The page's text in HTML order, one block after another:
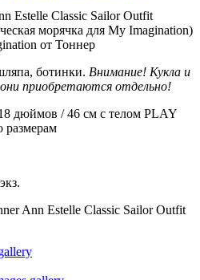
Estelle Classic Sailor Outfit
морячка для My Imagination)
от Тоннер
ботинки. Внимание! Кукла и
приобретаются отдельно!
дюймов / 46 см с телом PLAY
Ann Estelle Classic Sailor Outfit